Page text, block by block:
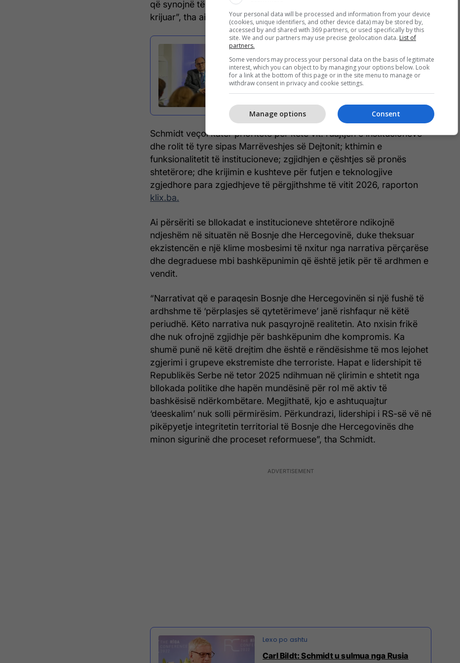
që synojnë të ndalin përmbushjen e obligimeve për të cilat janë
krijuar”, tha ai.
Pas presionit amerikan, jep dorëheqje
Përfaqësuesi i Lartë i bashkësisë
ndërkombëtare në BeH, Christian Schmidt
Schmidt veçoi katër prioritete për këtë vit: ruajtjen e institucioneve
dhe rolit të tyre sipas Marrëveshjes së Dejtonit; kthimin e
funksionalitetit të institucioneve; zgjidhjen e çështjes së pronës
shtetërore; dhe krijimin e kushteve për futjen e teknologjive
zgjedhore para zgjedhjeve të përgjithshme të vitit 2026, raporton
klix.ba.
Ai përsëriti se bllokadat e institucioneve shtetërore ndikojnë
ndjeshëm në situatën në Bosnje dhe Hercegovinë, duke theksuar
ekzistencën e një klime mosbesimi të nxitur nga narrativa përçarëse
dhe degraduese mbi bashkëpunimin që është jetik për të ardhmen e
vendit.
“Narrativat që e paraqesin Bosnje dhe Hercegovinën si një fushë të
ardhshme të ‘përplasjes së qytetërimeve’ janë rishfaqur në këtë
periudhë. Këto narrativa nuk pasqyrojnë realitetin. Ato nxisin frikë
dhe nuk ofrojnë zgjidhje për bashkëpunim dhe kompromis. Ka
shumë punë në këtë drejtim dhe është e rëndësishme të mos lejohet
zgjerimi i grupeve ekstremiste dhe terroriste. Hapat e lidershipit të
Republikës Serbe në tetor 2025 ndihmuan në çlirimin e shtetit nga
bllokada politike dhe hapën mundësinë për rol më aktiv të
bashkësisë ndërkombëtare. Megjithatë, kjo e ashtuquajtur
‘deeskalim’ nuk solli përmirësim. Përkundrazi, lidershipi i RS-së vë në
pikëpyetje integritetin territorial të Bosnje dhe Hercegovinës dhe
minon sigurinë dhe proceset reformuese”, tha Schmidt.
Carl Bildt: Schmidt u sulmua nga Rusia
Your personal data will be processed and information from your device
(cookies, unique identifiers, and other device data) may be stored by,
accessed by and shared with 369 partners, or used specifically by this
site. We and our partners may use precise geolocation data. List of
partners.
Some vendors may process your personal data on the basis of legitimate
interest, which you can object to by managing your options below. Look
for a link at the bottom of this page or in the site menu to manage or
withdraw consent in privacy and cookie settings.
Consent
Manage options